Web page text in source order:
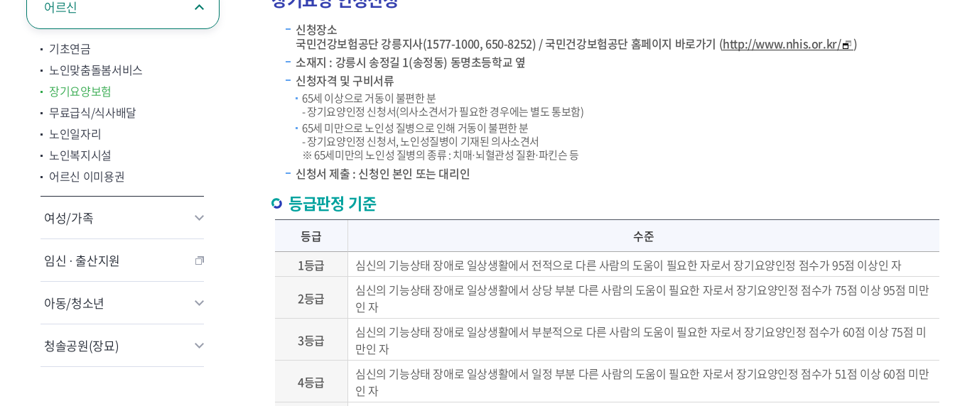
어르신
기초연금
노인맞춤돌봄서비스
장기요양보험
무료급식/식사배달
노인일자리
노인복지시설
어르신 이미용권
여성/가족
임신 · 출산지원
아동/청소년
청솔공원(장묘)
신청장소
국민건강보험공단 강릉지사(1577-1000, 650-8252) / 국민건강보험공단 홈페이지 바로가기 (http://www.nhis.or.kr/
)
소재지 : 강릉시 송정길 1(송정동) 동명초등학교 옆
신청자격 및 구비서류
65세 이상으로 거동이 불편한 분
- 장기요양인정 신청서(의사소견서가 필요한 경우에는 별도 통보함)
65세 미만으로 노인성 질병으로 인해 거동이 불편한 분
- 장기요양인정 신청서, 노인성질병이 기재된 의사소견서
※ 65세미만의 노인성 질병의 종류 : 치매·뇌혈관성 질환·파킨슨 등
신청서 제출 : 신청인 본인 또는 대리인
등급판정 기준
등급
수준
1등급
심신의 기능상태 장애로 일상생활에서 전적으로 다른 사람의 도움이 필요한 자로서 장기요양인정 점수가 95점 이상인 자
2등급
심신의 기능상태 장애로 일상생활에서 상당 부분 다른 사람의 도움이 필요한 자로서 장기요양인정 점수가 75점 이상 95점 미만
인 자
3등급
심신의 기능상태 장애로 일상생활에서 부분적으로 다른 사람의 도움이 필요한 자로서 장기요양인정 점수가 60점 이상 75점 미
만인 자
4등급
심신의 기능상태 장애로 일상생활에서 일정 부분 다른 사람의 도움이 필요한 자로서 장기요양인정 점수가 51점 이상 60점 미만
인 자